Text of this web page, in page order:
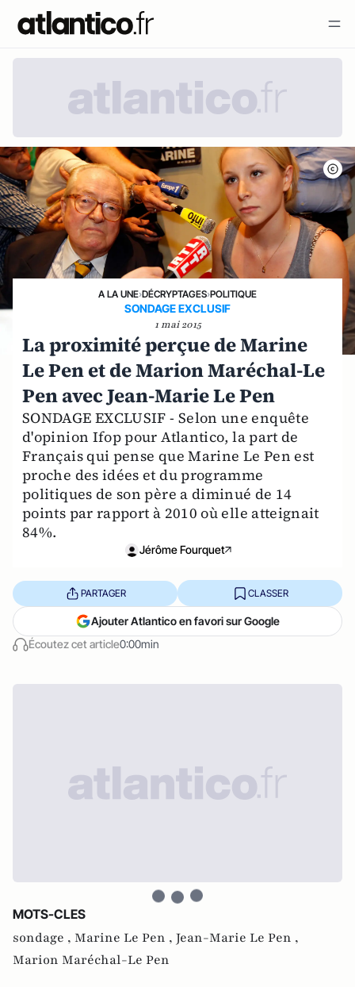
A LA UNE›DÉCRYPTAGES›POLITIQUE
SONDAGE EXCLUSIF
1 mai 2015
La proximité perçue de Marine
Le Pen et de Marion Maréchal-Le
Pen avec Jean-Marie Le Pen
SONDAGE EXCLUSIF - Selon une enquête
d'opinion Ifop pour Atlantico, la part de
Français qui pense que Marine Le Pen est
proche des idées et du programme
politiques de son père a diminué de 14
points par rapport à 2010 où elle atteignait
84%.
Jérôme Fourquet
Écoutez cet article0:00min
PARTAGER CLASSER
Ajouter Atlantico en favori sur Google
MOTS-CLES
sondage , Marine Le Pen , Jean-Marie Le Pen ,
Marion Maréchal-Le Pen